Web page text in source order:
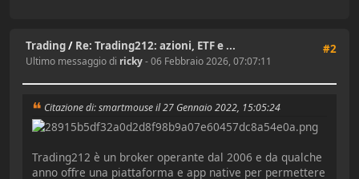
#2
Trading/ Re: Trading212: azioni, ETF e ...
Ultimo messaggio di ricky- 06 Febbraio 2026, 07:07:11
Citazione di: smartmouse il 27 Gennaio 2022, 15:05:24
Trading212 è un broker operante dal 2006 e da qualche
anno offre una piattaforma e app native per permettere